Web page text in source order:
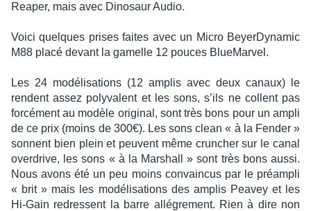
Reaper, mais avec Dino­saur Audio.
Voici quelques prises faites avec un Micro Beyer­Dy­na­mic
M88 placé devant la gamelle 12 pouces Blue­Mar­vel.
Les 24 modé­li­sa­tions (12 amplis avec deux canaux) le
rendent assez poly­va­lent et les sons, s’ils ne collent pas
forcé­ment au modèle origi­nal, sont très bons pour un ampli
de ce prix (moins de 300€). Les sons clean « à la Fender »
sonnent bien plein et peuvent même crun­cher sur le canal
over­drive, les sons « à la Marshall » sont très bons aussi.
Nous avons été un peu moins convain­cus par le préam­pli
« brit » mais les modé­li­sa­tions des amplis Peavey et les
Hi-Gain redressent la barre allé­gre­ment. Rien à dire non